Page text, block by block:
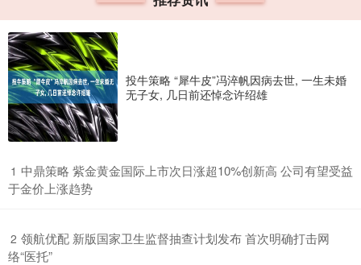
投牛策略 “犀牛皮”冯淬帆因病去世, 一生未婚
无子女, 几日前还悼念许绍雄
1 ​中鼎策略 紫金黄金国际上市次日涨超10%创新高 公司有望受益
于金价上涨趋势
2 ​领航优配 新版国家卫生监督抽查计划发布 首次明确打击网
络“医托”